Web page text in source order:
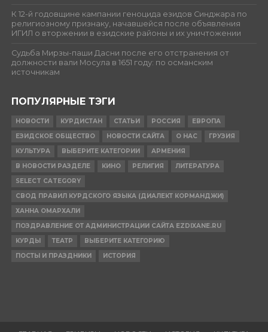
К 12-й годовщине кампании геноцида езидов Синджара по
религиозному признаку, начавшейся после объявления
ИГИЛ о вторжении в езидские районы и их уничтожении
Судьба Мирзы-паши Дасни после его отстранения от
должности вали Мосула в 1651 году: по османским
источникам
ПОПУЛЯРНЫЕ ТЭГИ
НОВОСТИ КУРДИСТАН СТАТЬИ РОССИЯ
ЕВРОПА
ЕЗИДСКОЕ ОБЩЕСТВО
НОВОСТИ САЙТА О НАС
ГРУЗИЯ
КУЛЬТУРА
ВЫБЕРИТЕ КАТЕГОРИИ
АРМЕНИЯ
В НОВОСТИ РАЗДЕЛЕ
КИНО РЕЛИГИЯ
ЛИТЕРАТУРА
SELECT CATEGORY
СВОД ПРАВИЛ КУРДСКОГО ЯЗЫКА (ДИАЛЕКТ КОРМАНДЖИ)
ХАННА ОМАРХАЛИ
ПОЗДРАВЛЕНИЕ ОТ АДМИНИСТРАЦИИ САЙТА EZDIXANE.RU
КУРДЫ
ТЕАТР
ВЫБЕРИТЕ КАТЕГОРИЮ
ПОСТЫ И ПРАЗДНИКИ
ИСТОРИЯ